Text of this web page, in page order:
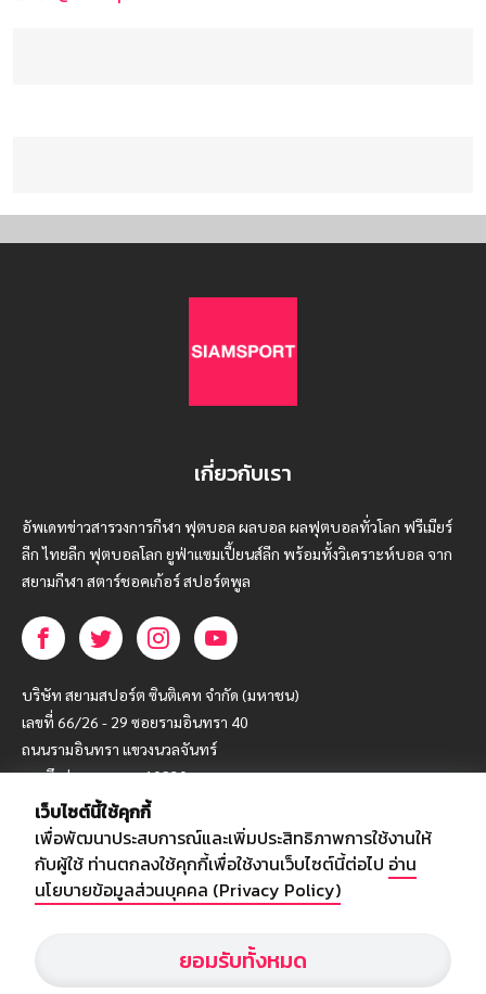
เกี่ยวกับเรา
อัพเดทข่าวสารวงการกีฬา ฟุตบอล ผลบอล ผลฟุตบอลทั่วโลก ฟรีเมียร์
ลีก ไทยลีก ฟุตบอลโลก ยูฟ่าแซมเปี้ยนส์ลีก พร้อมทั้งวิเคราะห์บอล จาก
สยามกีฬา สตาร์ชอคเก้อร์ สปอร์ตพูล
บริษัท สยามสปอร์ต ซินติเคท จำกัด (มหาชน)
เลขที่ 66/26 - 29 ซอยรามอินทรา 40
ถนนรามอินทรา แขวงนวลจันทร์
เขตบึงกุ่ม กรุงเทพฯ 10230
โทร : 02-5088-000
อีเมล์ : webmaster@siamsport.co.th
เว็บไซต์ : www.siamsport.co.th
เว็บไซต์นี้ใช้คุกกี้
เพื่อพัฒนาประสบการณ์และเพิ่มประสิทธิภาพการใช้งานให้
กับผู้ใช้ ท่านตกลงใช้คุกกี้เพื่อใช้งานเว็บไซต์นี้ต่อไป อ่าน
นโยบายข้อมูลส่วนบุคคล (Privacy Policy)
ยอมรับทั้งหมด